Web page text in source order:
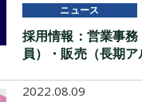
ニュース
採用情報：営業事務
員）・販売（長期ア
2022.08.09